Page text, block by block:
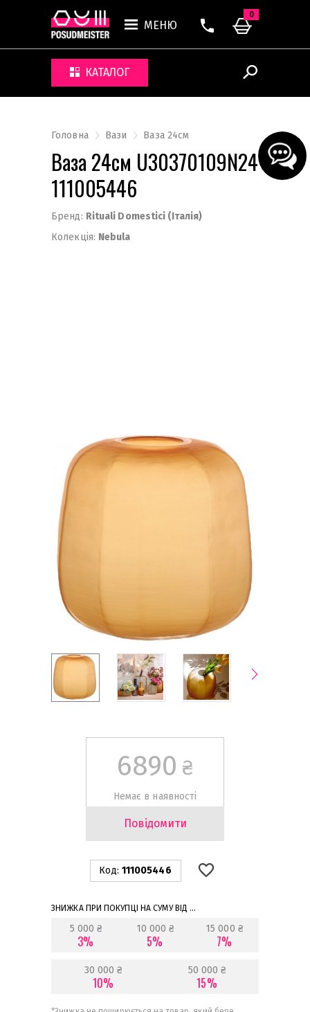
МЕНЮ
КАТАЛОГ
0
Головна Вази Ваза 24см
Ваза 24см U30370109N24
111005446
Бренд: Rituali Domestici (Італія)
Колекція: Nebula
6890 ₴
Немає в наявності
Повідомити
Код: 111005446
ЗНИЖКА ПРИ ПОКУПЦІ НА СУМУ ВІД ...
5 000 ₴
3%
10 000 ₴
5%
15 000 ₴
7%
30 000 ₴
10%
50 000 ₴
15%